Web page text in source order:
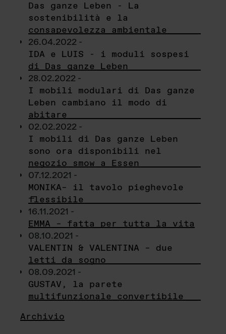
Das ganze Leben - La
sostenibilità e la
consapevolezza ambientale
26.04.2022 -
IDA e LUIS - i moduli sospesi
di Das ganze Leben
28.02.2022 -
I mobili modulari di Das ganze
Leben cambiano il modo di
abitare
02.02.2022 -
I mobili di Das ganze Leben
sono ora disponibili nel
negozio smow a Essen
07.12.2021 -
MONIKA– il tavolo pieghevole
flessibile
16.11.2021 -
EMMA – fatta per tutta la vita
08.10.2021 -
VALENTIN & VALENTINA – due
letti da sogno
08.09.2021 -
GUSTAV, la parete
multifunzionale convertibile
Archivio